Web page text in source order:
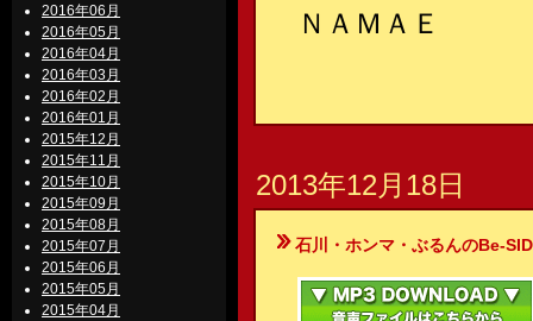
2016年06月
2016年05月
2016年04月
2016年03月
2016年02月
2016年01月
2015年12月
2015年11月
2015年10月
2015年09月
2015年08月
2015年07月
2015年06月
2015年05月
2015年04月
ＮＡＭＡＥ
2013年12月18日
石川・ホンマ・ぶるんのBe-